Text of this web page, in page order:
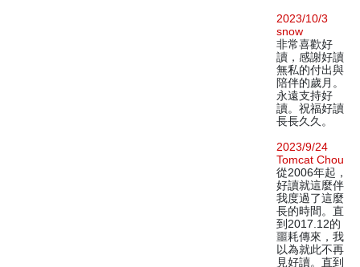
2023/10/3
snow
非常喜歡好
讀，感謝好讀
無私的付出與
陪伴的歲月。
永遠支持好
讀。祝福好讀
長長久久。
2023/9/24
Tomcat Chou
從2006年起，
好讀就這麼伴
我度過了這麼
長的時間。直
到2017.12的
噩耗傳來，我
以為就此不再
見好讀。直到